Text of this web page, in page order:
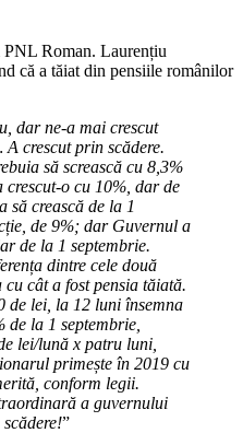
Roman. Laurențiu
că a tăiat din pensiile românilor
dar ne-a mai crescut
crescut prin scădere.
să screască cu 8,3%
o cu 10%, dar de
să crească de la 1
de 9%; dar Guvernul a
de la 1 septembrie.
dintre cele două
cât a fost pensia tăiată.
de lei, la 12 luni însemna
la 1 septembrie,
lei/lună x patru luni,
primește în 2019 cu
conform legii.
a guvernului
”